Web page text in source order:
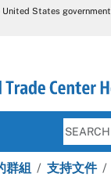
States government
群組 支持文件